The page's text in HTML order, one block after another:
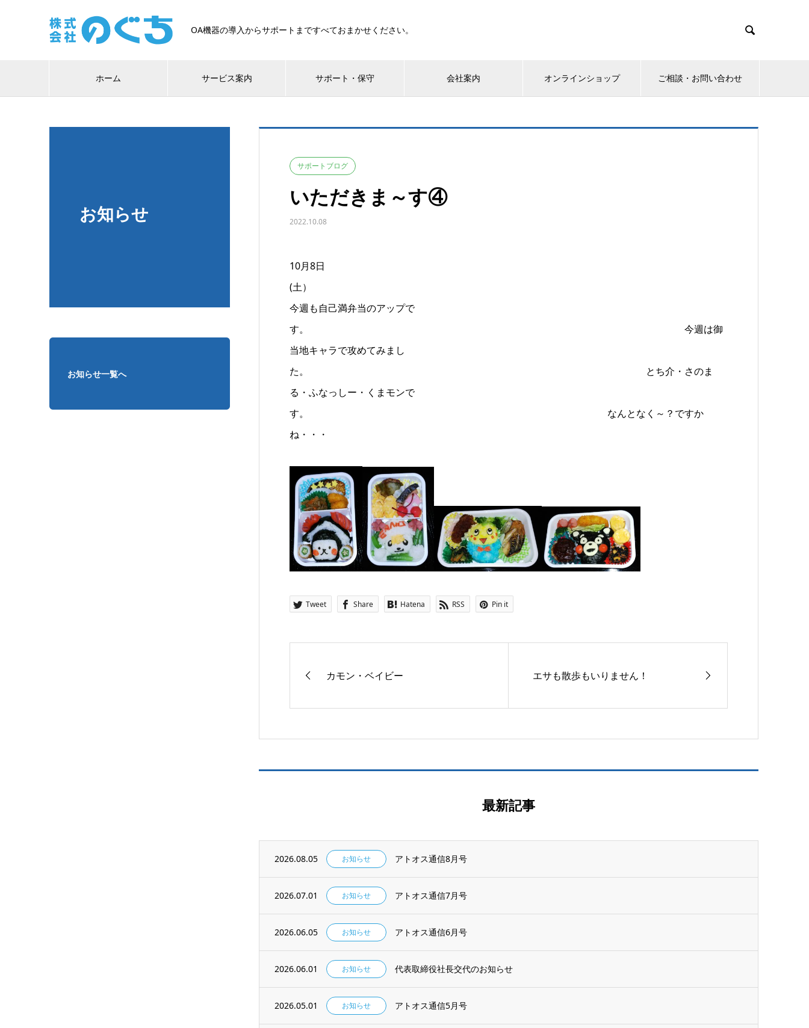
OA機器の導入からサポートまですべておまかせください。 
ホーム サービス案内 サポート・保守 会社案内 オンラインショップ ご相談・お問い合わせ
お知らせ
サポートブログ
いただきま～す④
2022.10.08
10月8日
(土）
今週も自己満弁当のアップで
す。 今週は御
当地キャラで攻めてみまし
た。 とち介・さのま
る・ふなっしー・くまモンで
す。 なんとなく～？ですか
ね・・・
Tweet Share Hatena RSS Pin it
カモン・ベイビー エサも散歩もいりません！
最新記事
2026.08.05 お知らせ アトオス通信8月号
2026.07.01 お知らせ アトオス通信7月号
2026.06.05 お知らせ アトオス通信6月号
2026.06.01 お知らせ 代表取締役社長交代のお知らせ
2026.05.01 お知らせ アトオス通信5月号
お知らせ一覧へ